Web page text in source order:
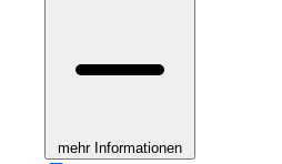
mehr Informationen